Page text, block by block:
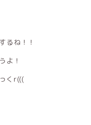
るね！！
よ！
くr(((